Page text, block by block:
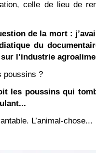
celle de lieu de
de la mort :
du
l’industrie
poussins ?
les poussins qui
L’animal-chose...